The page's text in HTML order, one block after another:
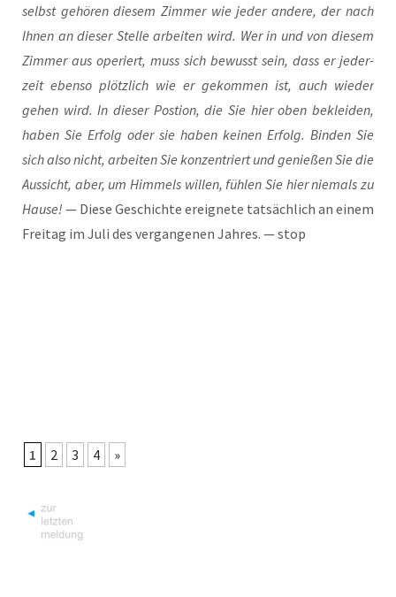
selbst gehö­ren die­sem Zim­mer wie jeder ande­re, der nach
Ihnen an die­ser Stel­le arbei­ten wird. Wer in und von die­sem
Zim­mer aus ope­riert, muss sich bewusst sein, dass er jeder­
zeit eben­so plötz­lich wie er gekom­men ist, auch wie­der
gehen wird. In die­ser Pos­ti­on, die Sie hier oben beklei­den,
haben Sie Erfolg oder sie haben kei­nen Erfolg. Bin­den Sie
sich also nicht, arbei­ten Sie kon­zen­triert und genie­ßen Sie die
Aus­sicht, aber, um Him­mels wil­len, füh­len Sie hier nie­mals zu
Hau­se! — Die­se Geschich­te ereig­ne­te tat­säch­lich an einem
Frei­tag im Juli des ver­gan­ge­nen Jah­res. — stop
1 2 3 4 »